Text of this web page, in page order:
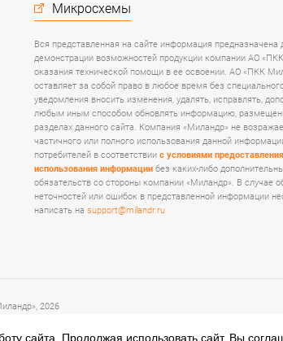
Микросхемы
Вся представленная на сайте информация предназначена
демонстрации возможностей продукции компании АО
оказания технической помощи в ее освоении. АО «ПКК
оставляет за собой право в любое время без
уведомления вносить изменения, удалять, исправлять,
любым иным способом обновлять информацию,
разделах данного сайта. Компания «Миландр» не
частичного или полного использования данной
потребителей в соответствии с условиями
использования информации без каких-либо
обязательств со стороны компании «Миландр». В случае
неточностей или ошибок в представленной информации
написать на support@milandr.ru
2026
сайта. Продолжая использовать сайт, Вы